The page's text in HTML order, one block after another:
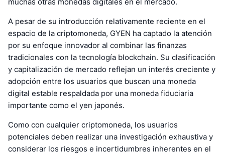
A pesar de su introducción relativamente reciente en el
espacio de la criptomoneda, GYEN ha captado la atención
por su enfoque innovador al combinar las finanzas
tradicionales con la tecnología blockchain. Su clasificación
y capitalización de mercado reflejan un interés creciente y
adopción entre los usuarios que buscan una moneda
digital estable respaldada por una moneda fiduciaria
importante como el yen japonés.
Como con cualquier criptomoneda, los usuarios
potenciales deben realizar una investigación exhaustiva y
considerar los riesgos e incertidumbres inherentes en el